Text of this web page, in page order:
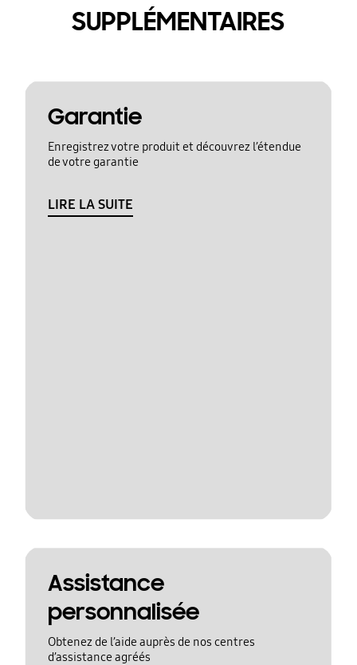
SUPPLÉMENTAIRES
Garantie
Enregistrez votre produit et découvrez l’étendue
de votre garantie
LIRE LA SUITE
Assistance
personnalisée
Obtenez de l’aide auprès de nos centres
d’assistance agréés